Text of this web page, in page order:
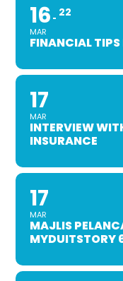
16
MAR
22
FINANCIAL
17
MAR
INTERVIEW
INSURANCE
17
MAR
MAJLIS